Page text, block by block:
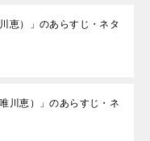
恵）」のあらすじ・ネタ
川恵）」のあらすじ・ネ